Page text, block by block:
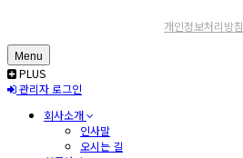
개인정보처리방침
Menu
PLUS
관리자 로그인
회사소개
인사말
오시는 길